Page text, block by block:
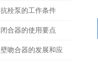
栓泵的工作条件
合器的使用要点
吻合器的发展和应